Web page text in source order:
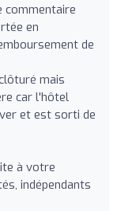
commentaire
en
de
mais
car l'hôtel
et est sorti de
à votre
indépendants